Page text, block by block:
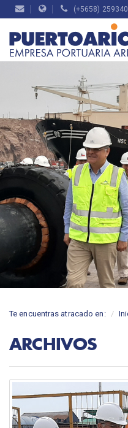
(+5658)
Te encuentras atracado en:
ARCHIVOS